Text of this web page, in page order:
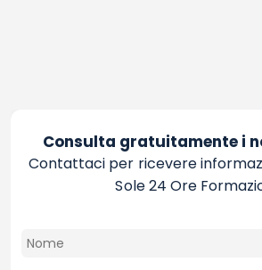
Consulta gratuitamente i
Contattaci per ricevere
Sole 24 Ore